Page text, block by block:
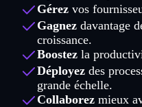
Gérezvos
Gagnezdavantage
croissance.
Boostezla
Déployezdes
grande échelle.
Collaborezmieux